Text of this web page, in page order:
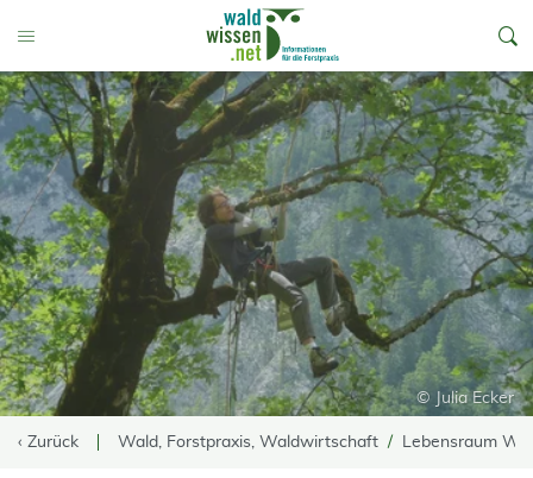
Toggle Menu
© Julia Ecker
‹ Zurück Wald, Forstpraxis, Waldwirtschaft Lebensraum